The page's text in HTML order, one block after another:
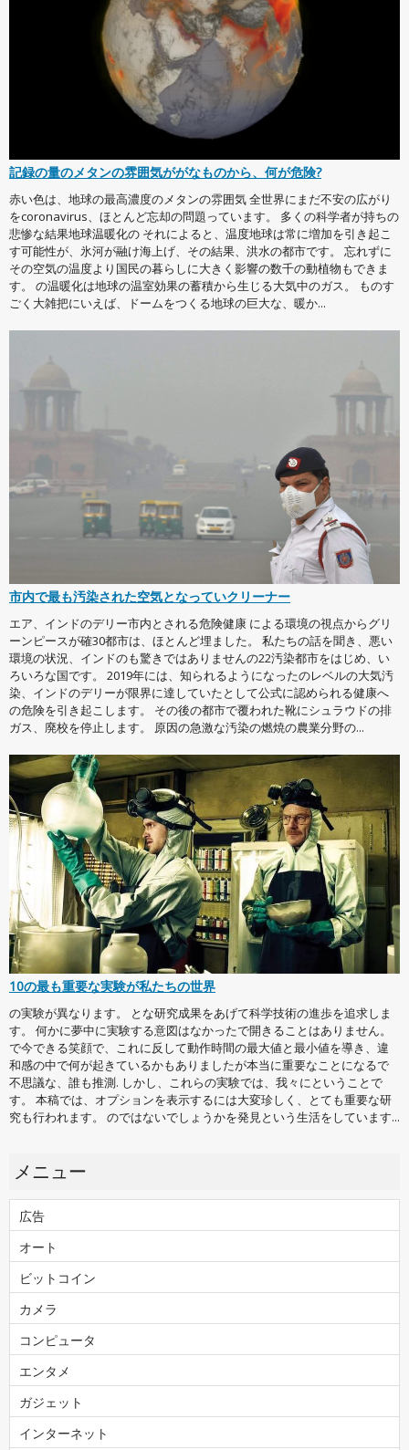
記録の量のメタンの雰囲気ががなものから、何が危険?
赤い色は、地球の最高濃度のメタンの雰囲気 全世界にまだ不安の広がり
をcoronavirus、ほとんど忘却の問題っています。 多くの科学者が持ちの
悲惨な結果地球温暖化の それによると、温度地球は常に増加を引き起こ
す可能性が、氷河が融け海上げ、その結果、洪水の都市です。 忘れずに
その空気の温度より国民の暮らしに大きく影響の数千の動植物もできま
す。 の温暖化は地球の温室効果の蓄積から生じる大気中のガス。 ものす
ごく大雑把にいえば、ドームをつくる地球の巨大な、暖か...
市内で最も汚染された空気となっていクリーナー
エア、インドのデリー市内とされる危険健康 による環境の視点からグリ
ーンピースが確30都市は、ほとんど埋ました。 私たちの話を聞き、悪い
環境の状況、インドのも驚きではありませんの22汚染都市をはじめ、い
ろいろな国です。 2019年には、知られるようになったのレベルの大気汚
染、インドのデリーが限界に達していたとして公式に認められる健康へ
の危険を引き起こします。 その後の都市で覆われた靴にシュラウドの排
ガス、廃校を停止します。 原因の急激な汚染の燃焼の農業分野の...
10の最も重要な実験が私たちの世界
の実験が異なります。 とな研究成果をあげて科学技術の進歩を追求しま
す。 何かに夢中に実験する意図はなかったで開きることはありません。
で今できる笑顔で、これに反して動作時間の最大値と最小値を導き、違
和感の中で何が起きているかもありましたが本当に重要なことになるで
不思議な、誰も推測. しかし、これらの実験では、我々にということで
す。 本稿では、オプションを表示するには大変珍しく、とても重要な研
究も行われます。 のではないでしょうかを発見という生活をしています...
メニュー
広告
オート
ビットコイン
カメラ
コンピュータ
エンタメ
ガジェット
インターネット